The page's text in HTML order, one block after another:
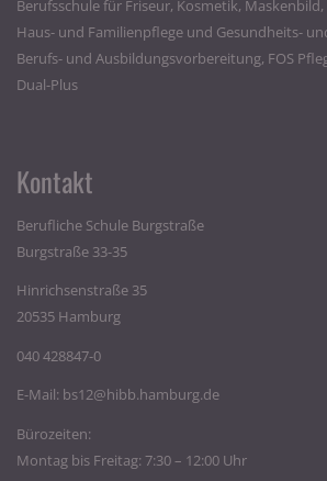
Berufsschule für Friseur, Kosmetik,
Haus- und Familienpflege und Gesundheits-
Berufs- und Ausbildungsvorbereitung, FOS
Dual-Plus
Kontakt
Berufliche Schule Burgstraße
Burgstraße 33-35
Hinrichsenstraße 35
20535 Hamburg
040 428847-0
E-Mail: bs12@hibb.hamburg.de
Bürozeiten:
Montag bis Freitag: 7:30 – 12:00 Uhr